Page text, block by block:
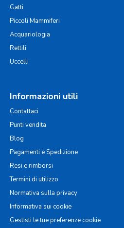
Gatti
Piccoli Mammiferi
Acquariologia
Rettili
Uccelli
Informazioni utili
Contattaci
Punti vendita
Blog
Pagamenti e Spedizione
Resi e rimborsi
Termini di utilizzo
Normativa sulla privacy
Informativa sui cookie
Gestisti le tue preferenze cookie